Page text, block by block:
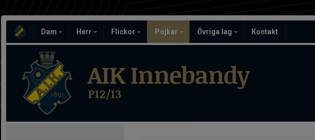
Dam Herr Flickor Pojkar Övriga lag Kontakt
AIK Innebandy
P12/13